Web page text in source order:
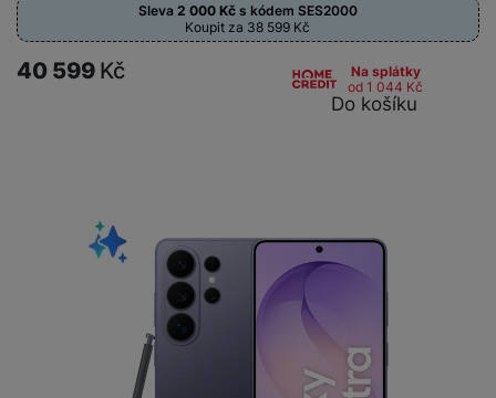
Sleva 2 000 Kčs kódem SES2000
Koupit za 38 599 Kč
40 599 Kč
Na splátky
od 1 044 Kč
Do košíku